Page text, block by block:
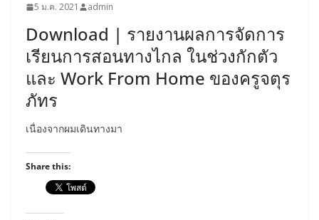
5 ม.ค. 2021 admin
Download | รายงานผลการจัดการ
เรียนการสอนทางไกล ในช่วงกักตัว
และ Work From Home ของครูจตุร
ภัทร
เนื่องจากผมเดินทางมา
Share this: